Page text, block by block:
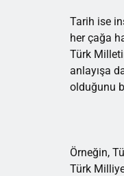
Tarih ise
her çağa
Türk
anlayışa
olduğunu
Örneğin,
Türk